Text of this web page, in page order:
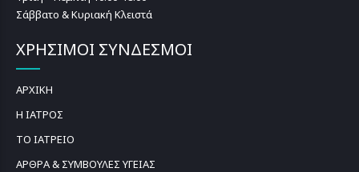
Σάββατο & Κυριακή Κλειστά
ΧΡΗΣΙΜΟΙ ΣΥΝΔΕΣΜΟΙ
ΑΡΧΙΚΗ
Η ΙΑΤΡΟΣ
ΤΟ ΙΑΤΡΕΙΟ
ΑΡΘΡΑ & ΣΥΜΒΟΥΛΕΣ ΥΓΕΙΑΣ